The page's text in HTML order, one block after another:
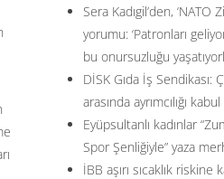
Sera Kadıgil’den, ‘NATO
yorumu: ‘Patronları
bu onursuzluğu
DİSK Gıda İş Sendikası:
arasında ayrımcılığı
Eyüpsultanlı kadınlar
Spor Şenliğiyle” yaza
İBB aşırı sıcaklık riskine